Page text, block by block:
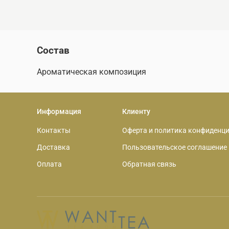
Состав
Ароматическая композиция
Информация
Контакты
Доставка
Оплата
Клиенту
Оферта и политика
Пользовательское соглашение
Обратная связь